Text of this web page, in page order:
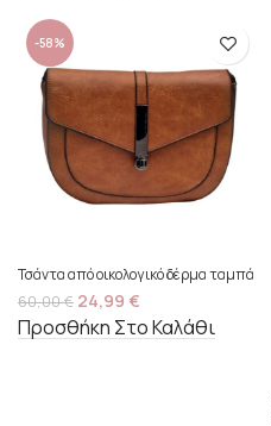
-58%
Τσάντα από οικολογικό δέρμα ταμπά
60,00€ 24,99 €
Προσθήκη Στο Καλάθι